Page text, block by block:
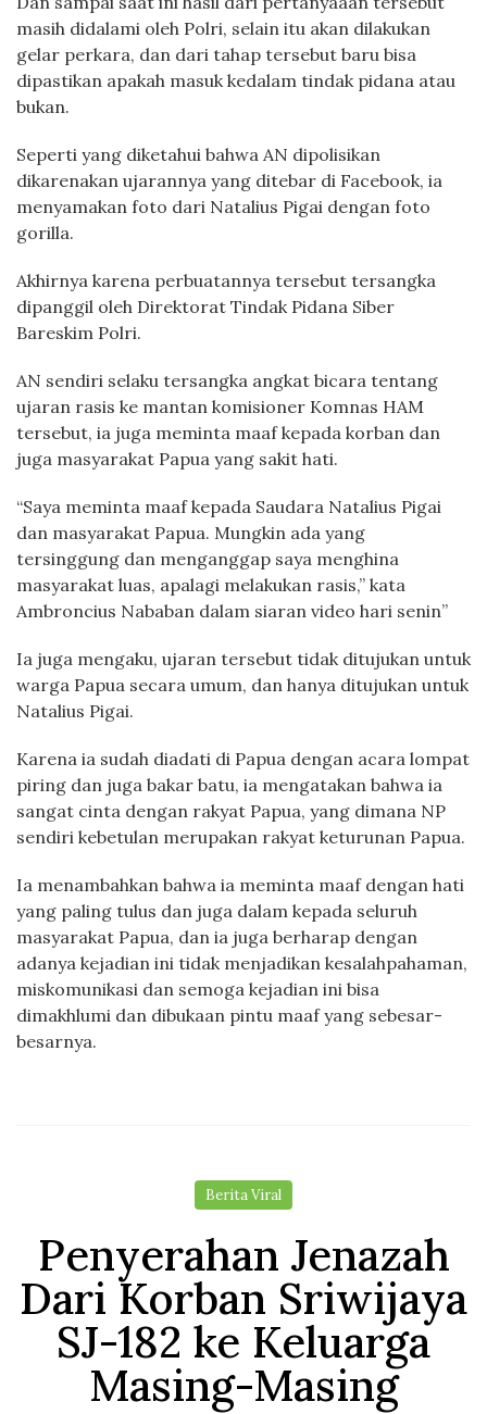
masih didalami oleh Polri, selain itu akan dilakukan
gelar perkara, dan dari tahap tersebut baru bisa
dipastikan apakah masuk kedalam tindak pidana atau
bukan.
Seperti yang diketahui bahwa AN dipolisikan
dikarenakan ujarannya yang ditebar di Facebook, ia
menyamakan foto dari Natalius Pigai dengan foto
gorilla.
Akhirnya karena perbuatannya tersebut tersangka
dipanggil oleh Direktorat Tindak Pidana Siber
Bareskim Polri.
AN sendiri selaku tersangka angkat bicara tentang
ujaran rasis ke mantan komisioner Komnas HAM
tersebut, ia juga meminta maaf kepada korban dan
juga masyarakat Papua yang sakit hati.
“Saya meminta maaf kepada Saudara Natalius Pigai
dan masyarakat Papua. Mungkin ada yang
tersinggung dan menganggap saya menghina
masyarakat luas, apalagi melakukan rasis,” kata
Ambroncius Nababan dalam siaran video hari senin”
Ia juga mengaku, ujaran tersebut tidak ditujukan untuk
warga Papua secara umum, dan hanya ditujukan untuk
Natalius Pigai.
Karena ia sudah diadati di Papua dengan acara lompat
piring dan juga bakar batu, ia mengatakan bahwa ia
sangat cinta dengan rakyat Papua, yang dimana NP
sendiri kebetulan merupakan rakyat keturunan Papua.
Ia menambahkan bahwa ia meminta maaf dengan hati
yang paling tulus dan juga dalam kepada seluruh
masyarakat Papua, dan ia juga berharap dengan
adanya kejadian ini tidak menjadikan kesalahpahaman,
miskomunikasi dan semoga kejadian ini bisa
dimakhlumi dan dibukaan pintu maaf yang sebesar-
besarnya.
Berita Viral
Penyerahan Jenazah
Dari Korban Sriwijaya
SJ-182 ke Keluarga
Masing-Masing